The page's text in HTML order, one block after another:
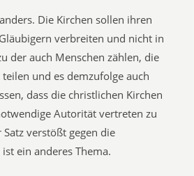
Die Kirchen sollen ihren
verbreiten und nicht in
der auch Menschen zählen, die
und es demzufolge auch
dass die christlichen Kirchen
Autorität vertreten zu
verstößt gegen die
ein anderes Thema.